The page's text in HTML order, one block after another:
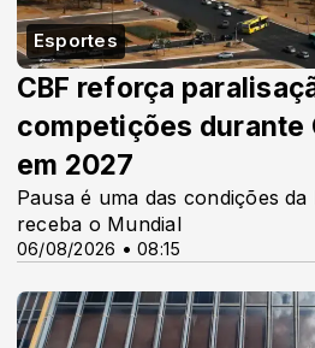
Esportes
06/08/2026 • 08:15
CBF reforça
competições durante
em 2027
Pausa é uma das condições
receba o Mundial